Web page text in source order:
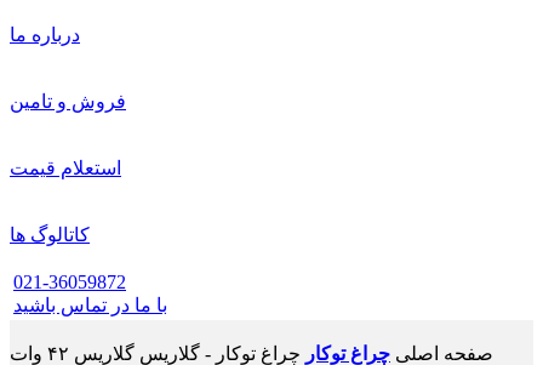
درباره ما
فروش و تامین
استعلام قیمت
کاتالوگ ها
021-36059872
با ما در تماس باشید
صفحه اصلی چراغ توکار
چراغ توکار - گلاریس گلاریس ۴۲ وات